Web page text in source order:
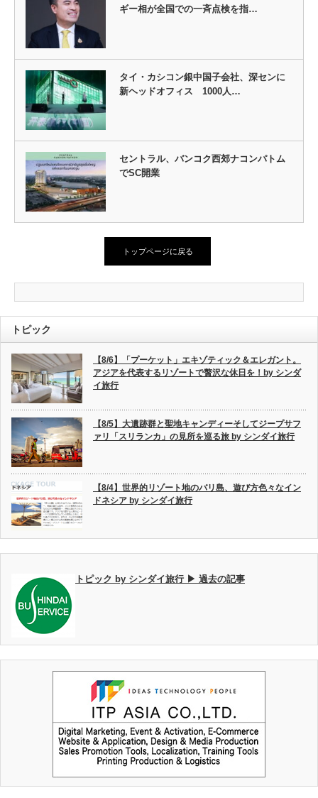
ギー相が全国での一斉点検を指…
タイ・カシコン銀中国子会社、深センに
新ヘッドオフィス 1000人…
セントラル、バンコク西郊ナコンパトム
でSC開業
トップページに戻る
トピック
【8/6】「プーケット」エキゾティック＆エレガント。
アジアを代表するリゾートで贅沢な休日を！by シンダ
イ旅行
【8/5】大遺跡群と聖地キャンディーそしてジープサフ
ァリ「スリランカ」の見所を巡る旅 by シンダイ旅行
【8/4】世界的リゾート地のバリ島、遊び方色々なイン
ドネシア by シンダイ旅行
トピック by シンダイ旅行 ▶ 過去の記事